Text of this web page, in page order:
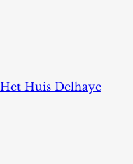
Het Huis Delhaye